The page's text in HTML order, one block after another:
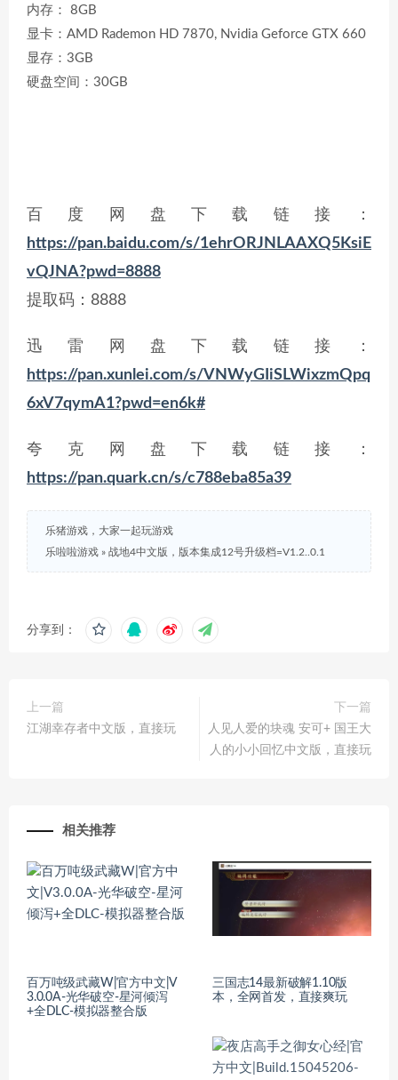
内存： 8GB
显卡：AMD Rademon HD 7870, Nvidia Geforce GTX 660
显存：3GB
硬盘空间：30GB
百度网盘下载链接：
https://pan.baidu.com/s/1ehrORJNLAAXQ5KsiE
vQJNA?pwd=8888
提取码：8888
迅雷网盘下载链接：
https://pan.xunlei.com/s/VNWyGIiSLWixzmQpq
6xV7qymA1?pwd=en6k#
夸克网盘下载链接：
https://pan.quark.cn/s/c788eba85a39
乐猪游戏，大家一起玩游戏
乐啦啦游戏 » 战地4中文版，版本集成12号升级档=V1.2..0.1
分享到：
上一篇
江湖幸存者中文版，直接玩
下一篇
人见人爱的块魂 安可+ 国王大
人的小小回忆中文版，直接玩
相关推荐
百万吨级武藏W|官方中文|V
3.0.0A-光华破空-星河倾泻
+全DLC-模拟器整合版
三国志14最新破解1.10版
本，全网首发，直接爽玩